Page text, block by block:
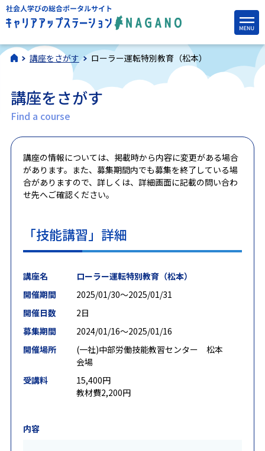
講座をさがす ローラー運転特別教育（松本）
講座をさがす
Find a course
講座の情報については、掲載時から内容に変更がある場合
があります。また、募集期間内でも募集を終了している場
合がありますので、詳しくは、詳細画面に記載の問い合わ
せ先へご確認ください。
「技能講習」詳細
講座名
ローラー運転特別教育（松本）
開催期間
2025/01/30〜2025/01/31
開催日数
2日
募集期間
2024/01/16〜2025/01/16
開催場所
(一社)中部労働技能教習センター 松本
会場
受講料
15,400円
教材費2,200円
内容